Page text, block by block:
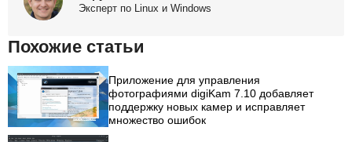
Эксперт по Linux и Windows
Похожие статьи
Приложение для управления
фотографиями digiKam 7.10 добавляет
поддержку новых камер и исправляет
множество ошибок